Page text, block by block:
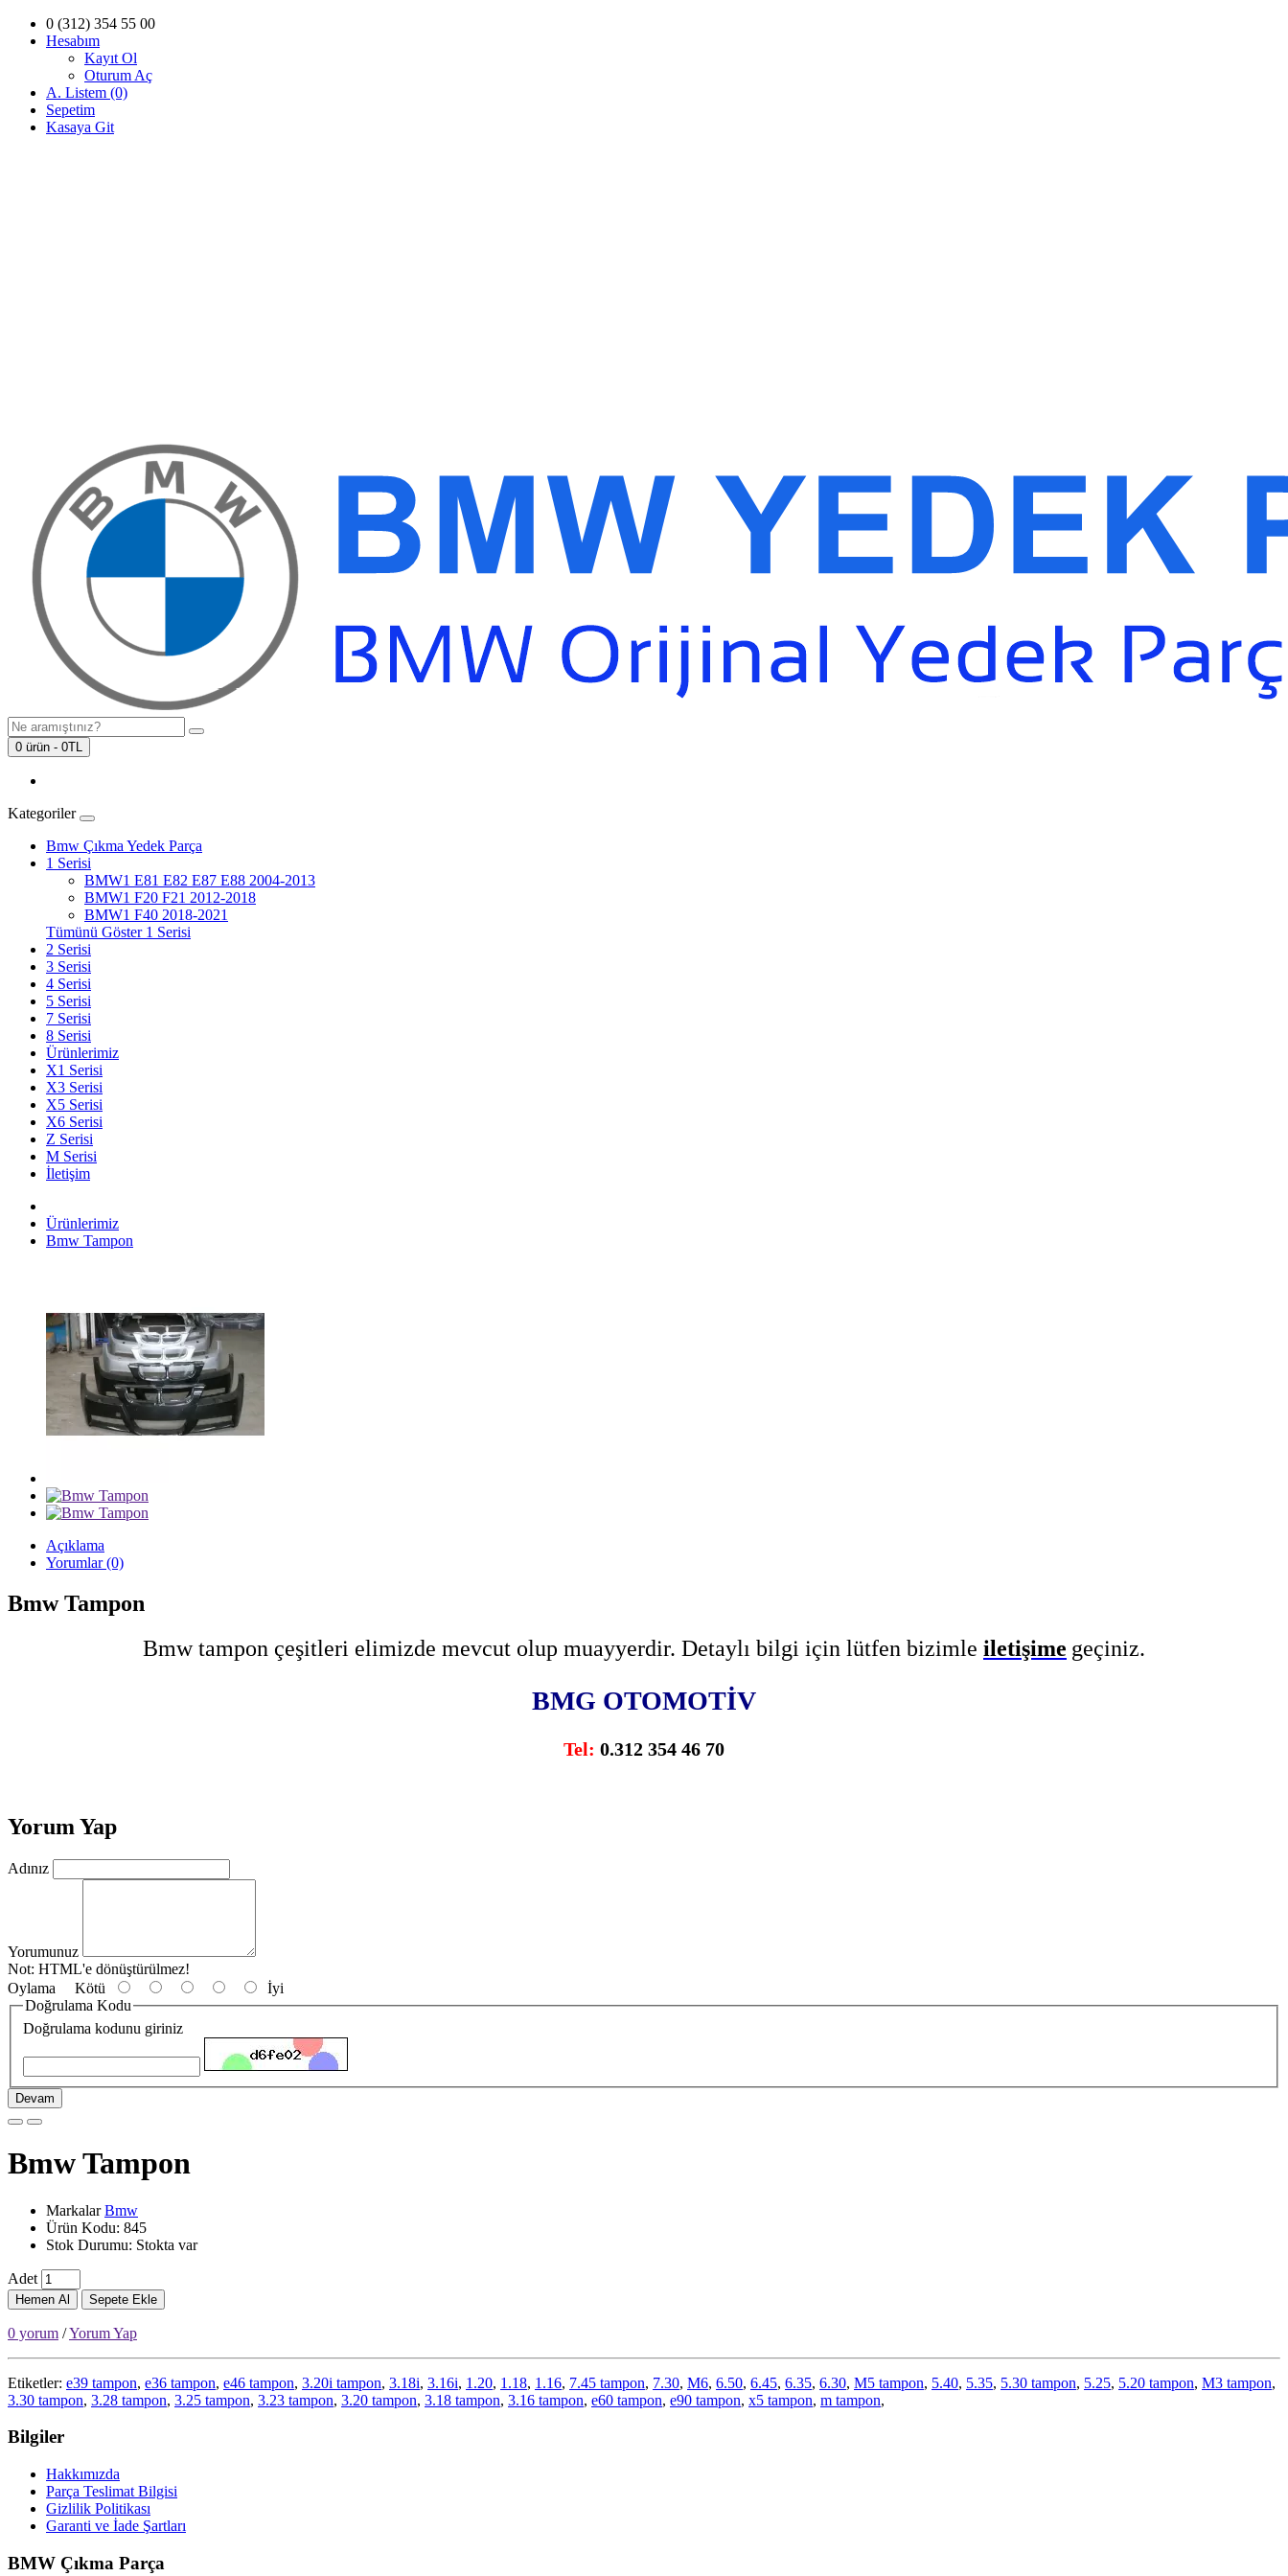
0 (312) 354 55 00
Hesabım
Kayıt Ol
Oturum Aç
A. Listem (0)
Sepetim
Kasaya Git
0 ürün - 0TL
Kategoriler
Bmw Çıkma Yedek Parça
1 Serisi
BMW1 E81 E82 E87 E88 2004-2013
BMW1 F20 F21 2012-2018
BMW1 F40 2018-2021
Tümünü Göster 1 Serisi
2 Serisi
3 Serisi
4 Serisi
5 Serisi
7 Serisi
8 Serisi
Ürünlerimiz
X1 Serisi
X3 Serisi
X5 Serisi
X6 Serisi
Z Serisi
M Serisi
İletişim
Ürünlerimiz
Bmw Tampon
Açıklama
Yorumlar (0)
Bmw Tampon
Bmw tampon çeşitleri elimizde mevcut olup muayyerdir. Detaylı bilgi için lütfen bizimle iletişime geçiniz.
BMG OTOMOTİV
Tel: 0.312 354 46 70
Yorum Yap
Adınız
Yorumunuz
Not: HTML'e dönüştürülmez!
Oylama Kötü
İyi
Doğrulama Kodu
Doğrulama kodunu giriniz
Devam
Bmw Tampon
MarkalarBmw
Ürün Kodu: 845
Stok Durumu: Stokta var
Adet
Hemen Al Sepete Ekle
0 yorum /Yorum Yap
Etiketler: e39 tampon, e36 tampon, e46 tampon, 3.20i tampon, 3.18i, 3.16i, 1.20, 1.18, 1.16, 7.45 tampon, 7.30, M6, 6.50, 6.45, 6.35, 6.30, M5 tampon, 5.40, 5.35, 5.30 tampon, 5.25, 5.20 tampon, M3 tampon,
3.30 tampon, 3.28 tampon, 3.25 tampon, 3.23 tampon, 3.20 tampon, 3.18 tampon, 3.16 tampon, e60 tampon, e90 tampon, x5 tampon, m tampon,
Bilgiler
Hakkımızda
Parça Teslimat Bilgisi
Gizlilik Politikası
Garanti ve İade Şartları
BMW Çıkma Parça